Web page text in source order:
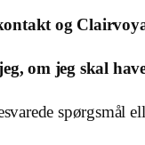
og
om jeg skal
spørgsmål